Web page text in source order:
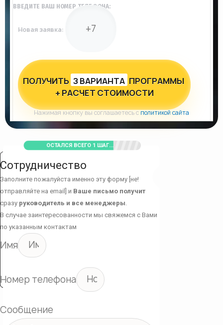
ВВЕДИТЕ ВАШ НОМЕР ТЕЛЕФОНА:
Новая заявка:
ПОЛУЧИТЬ З ВАРИАНТА ПРОГРАММЫ
+ РАСЧЕТ СТОИМОСТИ
Нажимая кнопку вы соглашаетесь сполитикой сайта
ОСТАЛСЯ ВСЕГО 1 ШАГ...
Сотрудничество
Заполните пожалуйста именно эту форму [не!
отправляйте на email] и Ваше письмо получит
сразу руководитель и все менеджеры
В случае заинтересованности мы свяжемся с Вами
по указанным контактам
Имя
Номер телефона
Сообщение